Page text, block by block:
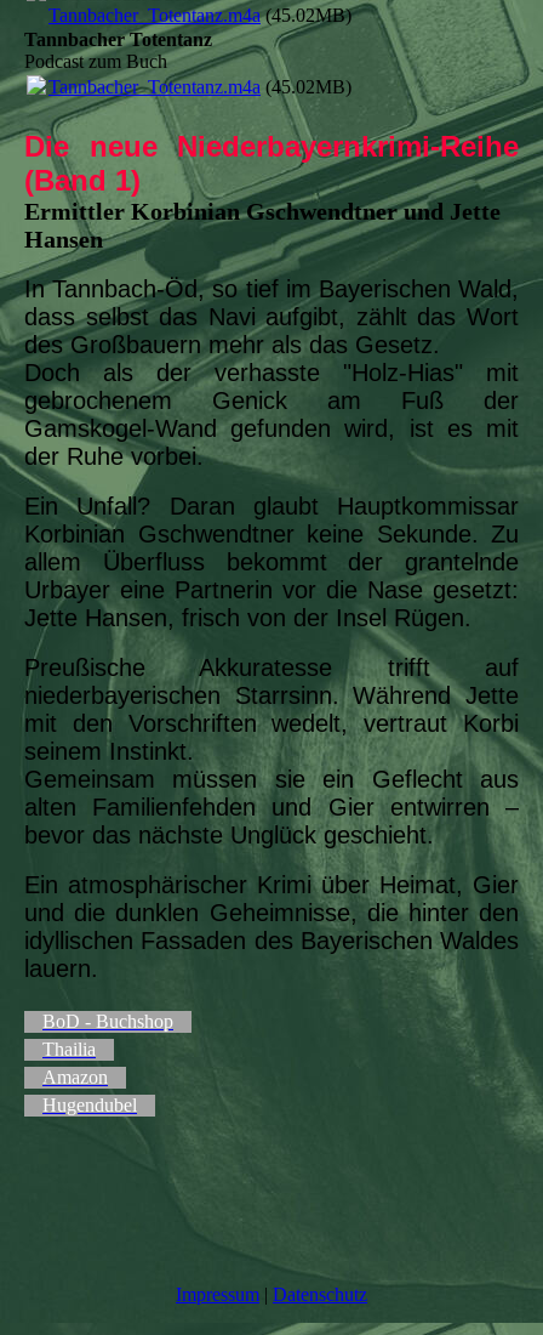
Tannbacher_Totentanz.m4a(45.02MB)
Tannbacher Totentanz
Podcast zum Buch
Tannbacher_Totentanz.m4a (45.02MB)
Die neue Niederbayernkrimi-Reihe
(Band 1)
Ermittler Korbinian Gschwendtner und Jette
Hansen
In Tannbach-Öd, so tief im Bayerischen Wald,
dass selbst das Navi aufgibt, zählt das Wort
des Großbauern mehr als das Gesetz.
Doch als der verhasste "Holz-Hias" mit
gebrochenem Genick am Fuß der
Gamskogel-Wand gefunden wird, ist es mit
der Ruhe vorbei.
Ein Unfall? Daran glaubt Hauptkommissar
Korbinian Gschwendtner keine Sekunde. Zu
allem Überfluss bekommt der grantelnde
Urbayer eine Partnerin vor die Nase gesetzt:
Jette Hansen, frisch von der Insel Rügen.
Preußische Akkuratesse trifft auf
niederbayerischen Starrsinn. Während Jette
mit den Vorschriften wedelt, vertraut Korbi
seinem Instinkt.
Gemeinsam müssen sie ein Geflecht aus
alten Familienfehden und Gier entwirren –
bevor das nächste Unglück geschieht.
Ein atmosphärischer Krimi über Heimat, Gier
und die dunklen Geheimnisse, die hinter den
idyllischen Fassaden des Bayerischen Waldes
lauern.
BoD - Buchshop
Thailia
Amazon
Hugendubel
Impressum | Datenschutz